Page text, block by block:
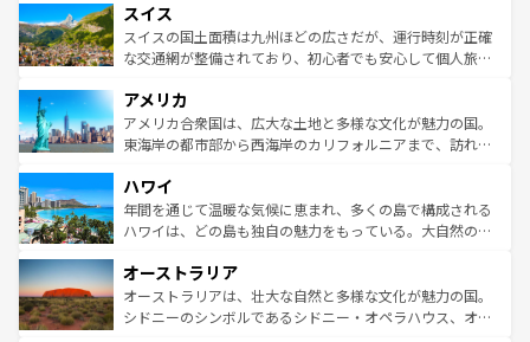
れる地方に足を運ぶとそれぞれで全く異なる文化を体験で
きるだろう。 なお、新着のフランス情報はコンテンツ一覧
を参照してほしい。
は、お酒好きな人にはぜひ体験してほしい。 なお、新着の
ドイツ情報はコンテンツ一覧を参照してほしい。
リアごとに異なる魅力がある。また、優雅なアフタヌーン
ティー、ビール好きにはたまらない英国パブ、サッカー観
戦など、本場だからこそできる体験も豊富。イギリスを旅
ンツ一覧を参照してほしい。
スイス
スイスの国土面積は九州ほどの広さだが、運行時刻が正確
な交通網が整備されており、初心者でも安心して個人旅行
の建物がそのまま残る町や、スイスならではのユニークな
博物館もあり、アルプス観光だけでなく町歩きも満喫する
ことができる。国民の所得が高いため物価も高いが、旅行
ば市内交通費無料で観光を楽しむこともできる。 なお、新
着のスイス情報はコンテンツ一覧 を参照してほしい。
アメリカ
アメリカ合衆国は、広大な土地と多様な文化が魅力の国。
東海岸の都市部から西海岸のカリフォルニアまで、訪れる
のような巨大都市は、観光、ショッピング、エンターテイ
ンメントが詰まった刺激的なスポットだ。一方、アメリカ
西部には大自然が広がり、グランドキャニオンやイエロー
部のニューオーリンズでは、音楽と美食が融合した独特の
文化が魅力。旅行者はアメリカの各地域で異なる魅力を楽
しみながら、その多様性と豊かな歴史を感じることができ
ハワイ
年間を通じて温暖な気候に恵まれ、多くの島で構成される
ハワイは、どの島も独自の魅力をもっている。大自然の神
ワイ島は見逃せない。また、定番の観光地といえばオアフ
島だが、静かな自然を求めるならマウイ島やカウアイ島が
おすすめ。エメラルドグリーンに輝く海をはじめ、豊かな
オーストラリア
オーストラリアは、壮大な自然と多様な文化が魅力の国。
シドニーのシンボルであるシドニー・オペラハウス、オー